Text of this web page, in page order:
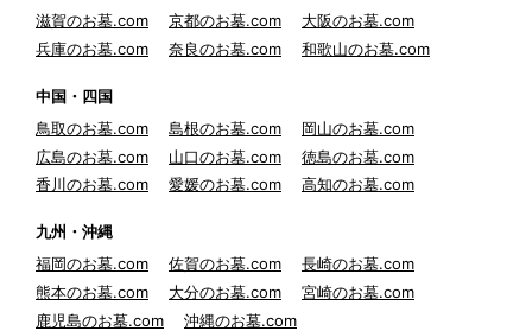
滋賀のお墓.com
京都のお墓.com
大阪のお墓.com
兵庫のお墓.com
奈良のお墓.com 和歌山のお墓.com
中国・四国
鳥取のお墓.com
島根のお墓.com
岡山のお墓.com
広島のお墓.com
山口のお墓.com
徳島のお墓.com
香川のお墓.com
愛媛のお墓.com 高知のお墓.com
九州・沖縄
福岡のお墓.com
佐賀のお墓.com
長崎のお墓.com
熊本のお墓.com
大分のお墓.com
宮崎のお墓.com
鹿児島のお墓.com
沖縄のお墓.com